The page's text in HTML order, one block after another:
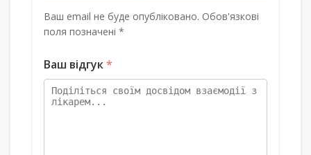
Ваш email не буде опубліковано. Обов'язкові
поля позначені *
Ваш відгук*